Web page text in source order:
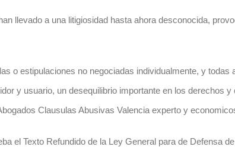
llevado a una litigiosidad hasta ahora desconocida,
o estipulaciones no negociadas individualmente, y
y usuario, un desequilibrio importante en los derechos
Clausulas Abusivas Valencia experto y
el Texto Refundido de la Ley General para de Defensa